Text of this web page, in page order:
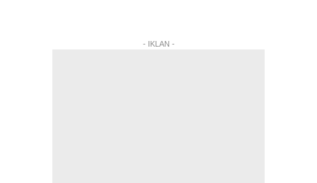
- IKLAN -